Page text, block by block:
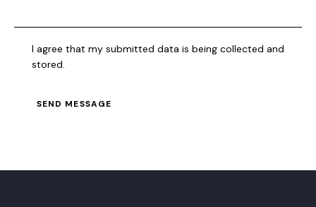
I agree that my submitted data is being collected and
stored.
SEND MESSAGE